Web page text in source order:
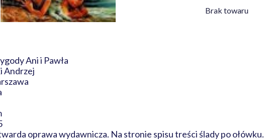
Brak towaru
Ani i Pawła
Andrzej
oprawa wydawnicza. Na stronie spisu treści ślady po ołówku.